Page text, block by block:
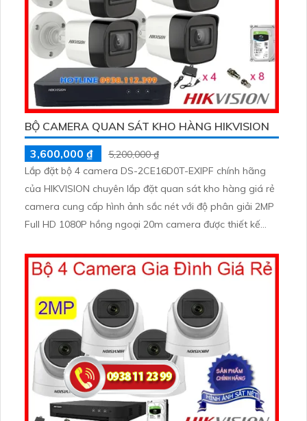
BỘ CAMERA QUAN SÁT KHO HÀNG HIKVISION
3,600,000 ₫
5,200,000 ₫
Lắp đặt bộ 4 camera DS-2CE16D0T-EXIPF chính hãng
của HIKVISION chuyên lắp đặt quan sát kho hàng giá rẻ
camera cung cấp hình ảnh sắc nét với độ phân giải 2MP
Full HD 1080P hồng ngoại 20m camera được thiết kế
trong nhà và ngoài trời.